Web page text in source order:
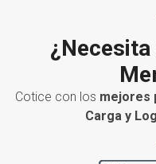
Cotice con los mejores
Carga y